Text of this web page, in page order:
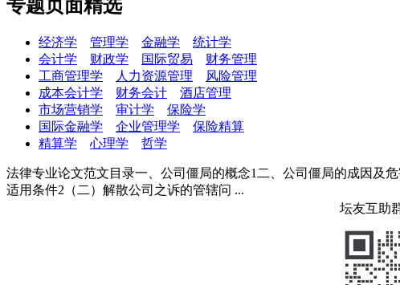
专题页面精选
经济学 管理学 金融学
统计学
会计学
财政学 国际贸易
财务管理
工商管理学
人力资源管理
风险管理
成本会计学
财务会计
酒店管理
市场营销学
审计学
保险学
国际金融学
企业管理学
保险精算
精算学
心理学 哲学
法律专业论文范文目录一、公司僵局的概念1二、公司僵局的成因及
适用条件2（二）解散公司之诉的管辖问 ...
坛友互助